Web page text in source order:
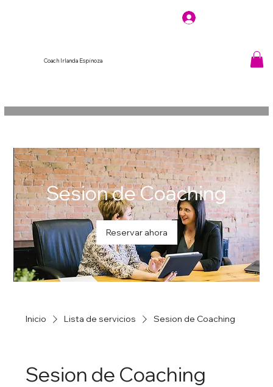
Coach Irlanda Espinoza
Sesion de Coaching
Reservar ahora
Inicio Lista de servicios Sesion de Coaching
Sesion de Coaching